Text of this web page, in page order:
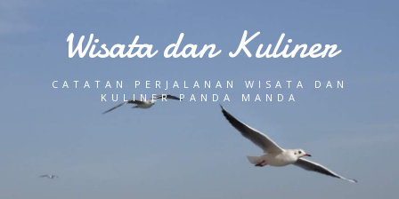
Wisata dan Kuliner
CATATAN PERJALANAN WISATA DAN
KULINER PANDA MANDA